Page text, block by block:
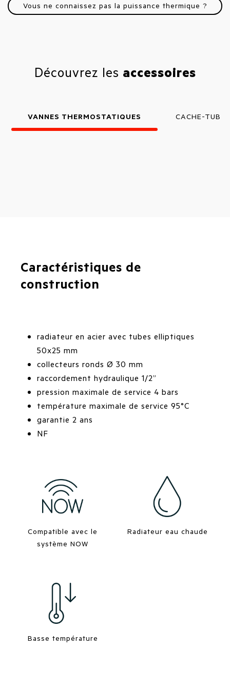
Vous ne connaissez pas la puissance thermique ?
Découvrez les accessoires
VANNES THERMOSTATIQUES CACHE-TUBES
Caractéristiques de
construction
radiateur en acier avec tubes elliptiques
50x25 mm
collecteurs ronds Ø 30 mm
raccordement hydraulique 1/2”
pression maximale de service 4 bars
température maximale de service 95°C
garantie 2 ans
NF
Compatible avec le
système NOW
Radiateur eau chaude
Basse température